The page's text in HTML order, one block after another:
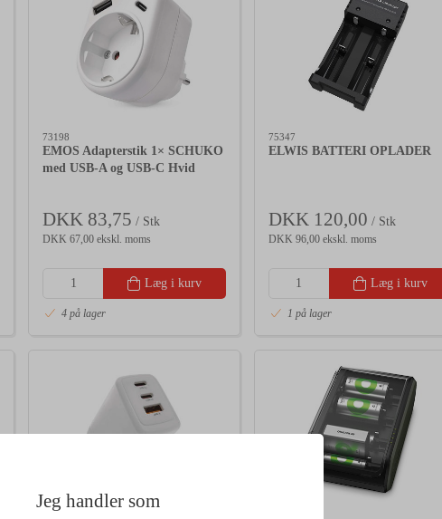
Jeg handler som
73198
EMOS Adapterstik 1× SCHUKO
med USB-A og USB-C Hvid
DKK 83,75 / Stk
DKK 67,00 ekskl. moms
Læg i kurv
4 på lager
75347
ELWIS BATTERI OPLADER
DKK 120,00 / Stk
DKK 96,00 ekskl. moms
Læg i kurv
1 på lager